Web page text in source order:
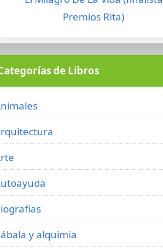
Premios Rita)
de Libros
y alquimia